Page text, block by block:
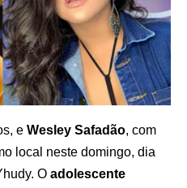
e Wesley Safadão, com
local neste domingo, dia
O adolescente